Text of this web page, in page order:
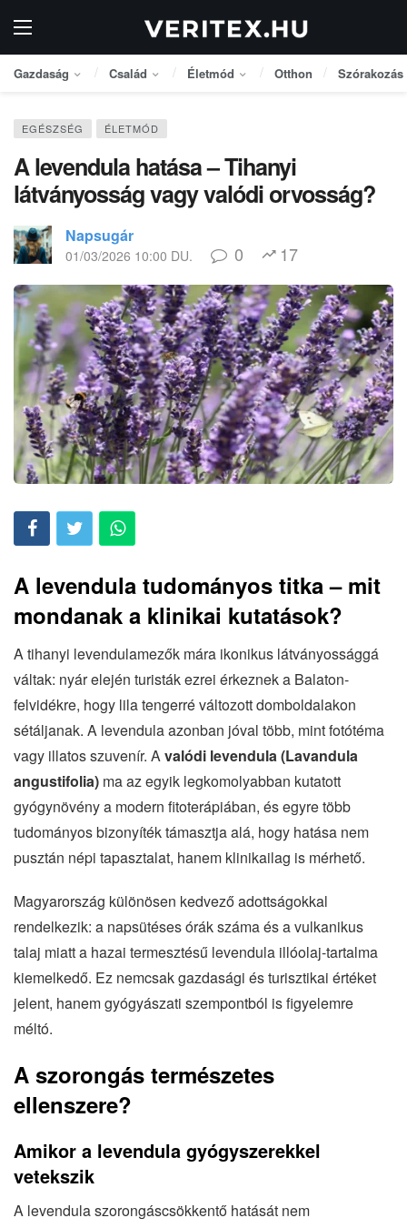
Gazdaság Család Életmód Otthon Szórakozás
EGÉSZSÉG ÉLETMÓD
A levendula hatása – Tihanyi
látványosság vagy valódi orvosság?
Napsugár
01/03/2026 10:00 DU. 0 17
A levendula tudományos titka – mit
mondanak a klinikai kutatások?
A tihanyi levendulamezők mára ikonikus látványossággá
váltak: nyár elején turisták ezrei érkeznek a Balaton-
felvidékre, hogy lila tengerré változott domboldalakon
sétáljanak. A levendula azonban jóval több, mint fotótéma
vagy illatos szuvenír. Avalódi levendula (Lavandula
angustifolia) ma az egyik legkomolyabban kutatott
gyógynövény a modern fitoterápiában, és egyre több
tudományos bizonyíték támasztja alá, hogy hatása nem
pusztán népi tapasztalat, hanem klinikailag is mérhető.
Magyarország különösen kedvező adottságokkal
rendelkezik: a napsütéses órák száma és a vulkanikus
talaj miatt a hazai termesztésű levendula illóolaj-tartalma
kiemelkedő. Ez nemcsak gazdasági és turisztikai értéket
jelent, hanem gyógyászati szempontból is figyelemre
méltó.
A szorongás természetes
ellenszere?
Amikor a levendula gyógyszerekkel
vetekszik
A levendula szorongáscsökkentő hatását nem